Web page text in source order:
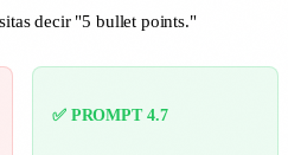
decir "5 bullet points."
✅ PROMPT 4.7